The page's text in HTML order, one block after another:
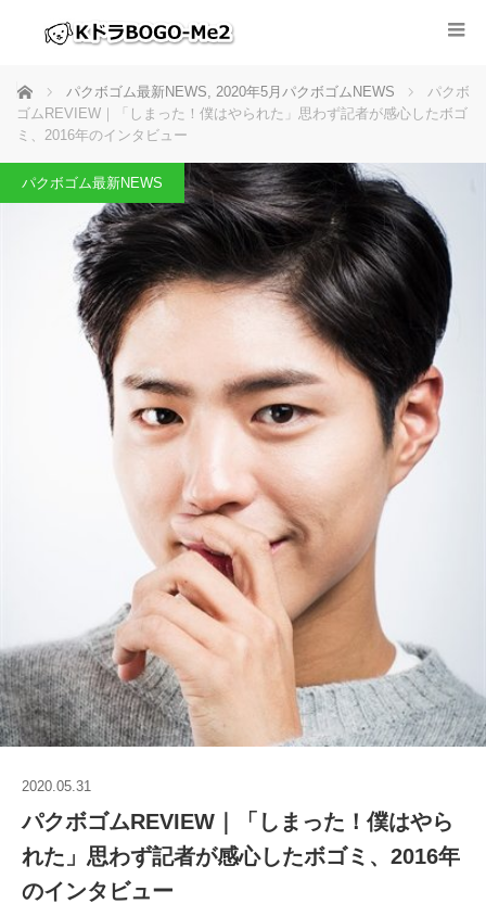
ホーム パクボゴム最新NEWS, 2020年5月パクボゴムNEWS
パクボ
ゴムREVIEW｜「しまった！僕はやられた」思わず記者が感心したボゴ
ミ、2016年のインタビュー
パクボゴム最新NEWS
2020.05.31
パクボゴムREVIEW｜「しまった！僕はやら
れた」思わず記者が感心したボゴミ、2016年
のインタビュー